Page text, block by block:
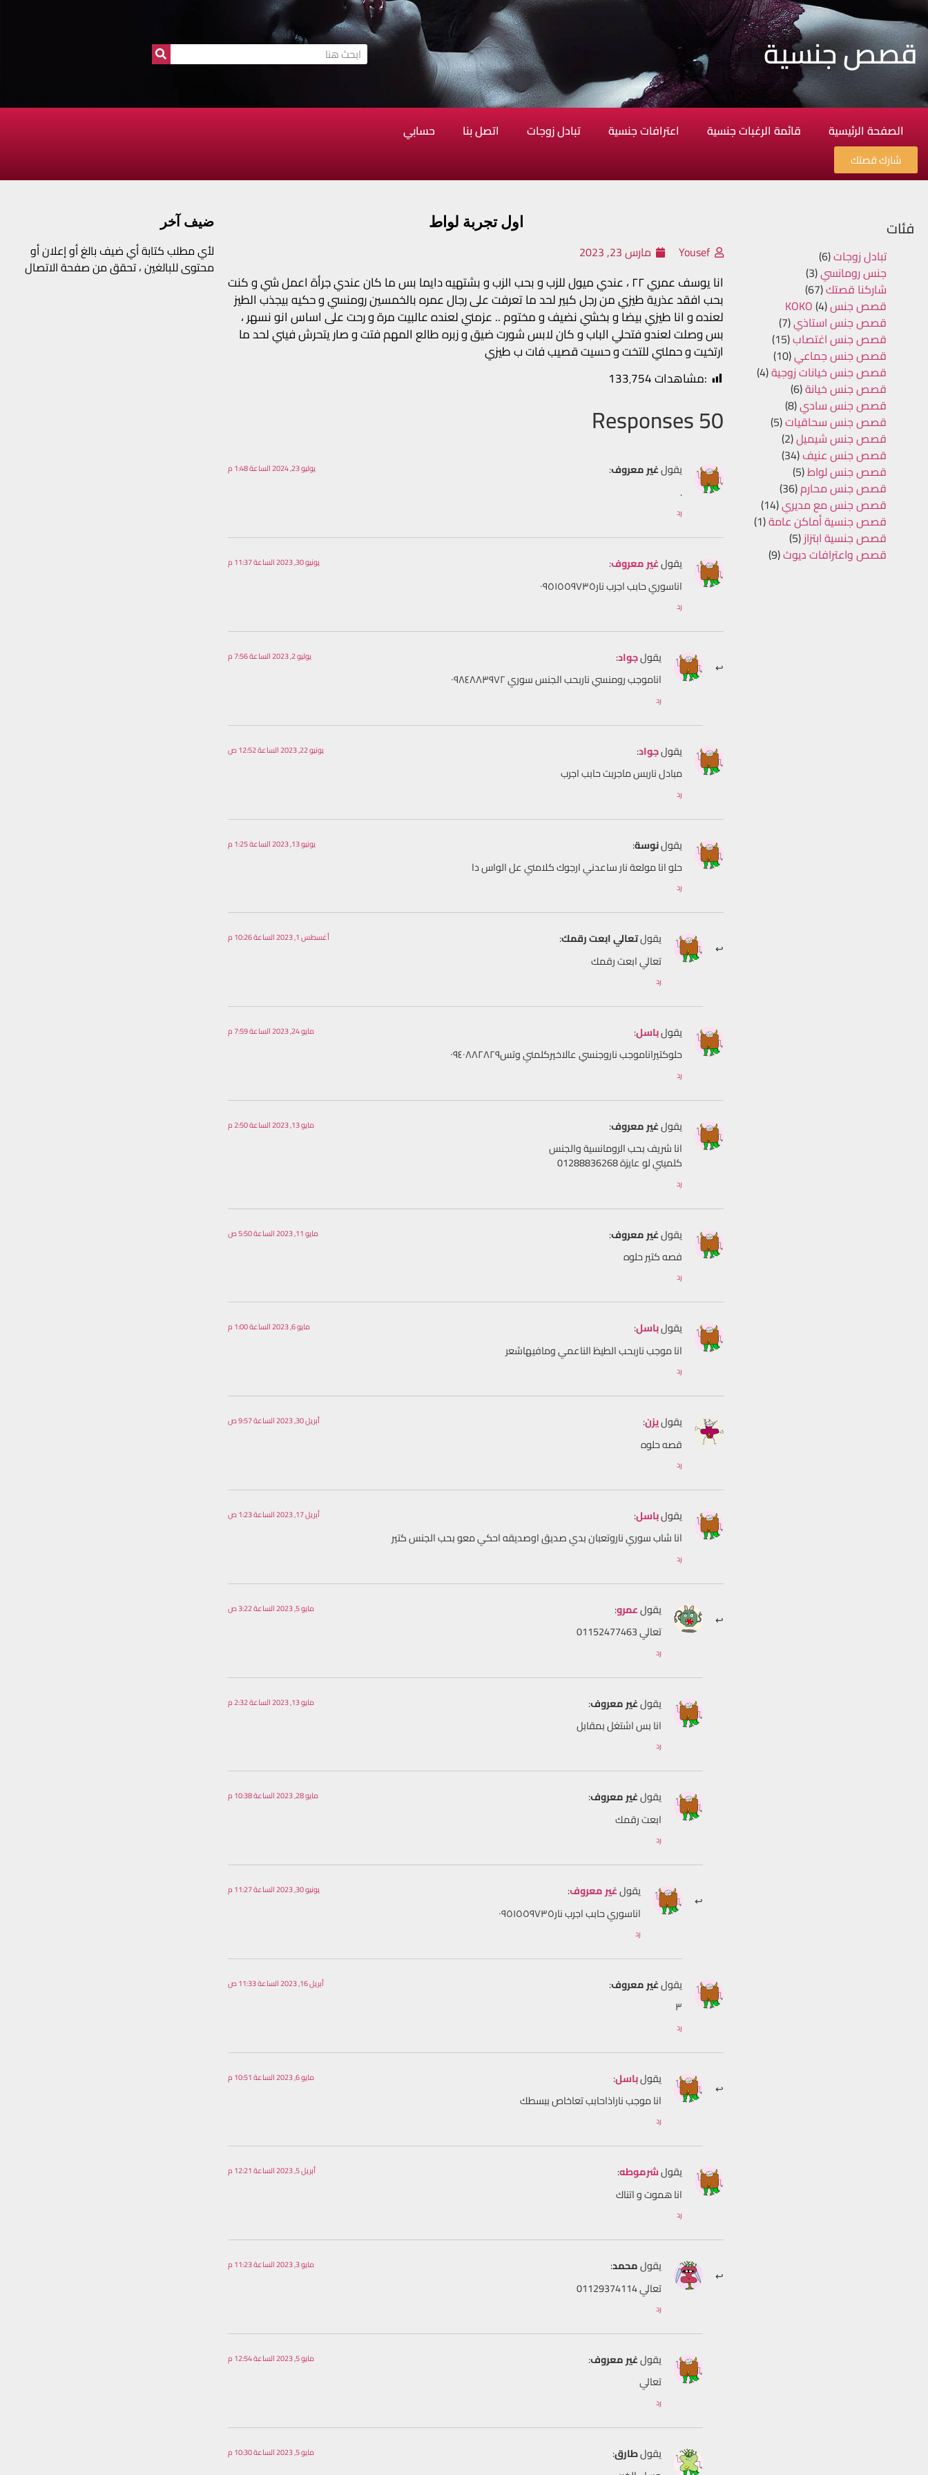
قصص جنسية
الصفحة الرئيسية قائمة الرغبات جنسية اعترافات جنسية تبادل زوجات اتصل بنا حسابي
شارك قصتك
فئات
تبادل زوجات(6)
جنس رومانسي(3)
شاركنا قصتك(67)
قصص جنس KOKO(4)
قصص جنس استاذي(7)
قصص جنس اغتصاب(15)
قصص جنس جماعي(10)
قصص جنس خيانات زوجية(4)
قصص جنس خيانة(6)
قصص جنس سادي(8)
قصص جنس سحاقيات(5)
قصص جنس شيميل(2)
قصص جنس عنيف(34)
قصص جنس لواط(5)
قصص جنس محارم(36)
قصص جنس مع مديري(14)
قصص جنسية أماكن عامة(1)
قصص جنسية ابتزاز(5)
قصص واعترافات ديوث(9)
اول تجربة لواط
Yousef مارس 23, 2023
انا يوسف عمري ٢٢ ، عندي ميول للزب و بحب الزب و بشتهيه دايما بس ما كان عندي جرأة اعمل شي و كنت
بحب افقد عذرية طيزي من رجل كبير لحد ما تعرفت على رجال عمره بالخمسين رومنسي و حكيه بيجذب الطيز
لعنده و انا طيزي بيضا و بخشي نضيف و مختوم .. عزمني لعنده عالبيت مرة و رحت على اساس انو نسهر ،
بس وصلت لعندو فتحلي الباب و كان لابس شورت ضيق و زبره طالع المهم فتت و صار يتحرش فيني لحد ما
ارتخيت و حملني للتخت و حسيت قصيب فات ب طيزي
:مشاهدات133٬754
50 Responses
يقولغير معروف: يوليو 23, 2024 الساعة 1:48 م
.
رد
يقولغير معروف: يونيو 30, 2023 الساعة 11:37 م
اناسوري حابب اجرب نار٠٩٥١٥٥٩٧٣٥
رد
يقولجواد: يوليو 2, 2023 الساعة 7:56 م
اناموجب رومنسي ناربحب الجنس سوري ٠٩٨٤٨٨٣٩٧٢
رد
يقولجواد: يونيو 22, 2023 الساعة 12:52 ص
مبادل ناربس ماجربت حابب اجرب
رد
يقولنوسة: يونيو 13, 2023 الساعة 1:25 م
حلو انا مولعة نار ساعدني ارجوك كلامني عل الواس دا
رد
يقولتعالي ابعت رقمك: أغسطس 1, 2023 الساعة 10:26 م
تعالي ابعت رقمك
رد
يقولباسل: مايو 24, 2023 الساعة 7:59 م
حلوكتيراناموجب ناروجنسي عالاخيركلمني وتس٠٩٤٠٨٨٢٨٢٩
رد
يقولغير معروف: مايو 13, 2023 الساعة 2:50 م
انا شريف بحب الرومانسية والجنس
كلميني لو عايزة 01288836268
رد
يقولغير معروف: مايو 11, 2023 الساعة 5:50 ص
فصه كتير حلوه
رد
يقولباسل: مايو 6, 2023 الساعة 1:00 م
انا موجب ناربحب الطيظ الناعمي ومافيهاشعر
رد
يقوليزن: أبريل 30, 2023 الساعة 9:57 ص
قصه حلوه
رد
يقولباسل: أبريل 17, 2023 الساعة 1:23 ص
انا شاب سوري ناروتعبان بدي صديق اوصديقه احكي معو بحب الجنس كتير
رد
يقولعمرو: مايو 5, 2023 الساعة 3:22 ص
تعالي 01152477463
رد
يقولغير معروف: مايو 13, 2023 الساعة 2:32 م
انا بس اشتغل بمقابل
رد
يقولغير معروف: مايو 28, 2023 الساعة 10:38 م
ابعت رقمك
رد
يقولغير معروف: يونيو 30, 2023 الساعة 11:27 م
اناسوري حابب اجرب نار٠٩٥١٥٥٩٧٣٥
رد
يقولغير معروف: أبريل 16, 2023 الساعة 11:33 ص
٣
رد
يقولباسل: مايو 6, 2023 الساعة 10:51 م
انا موجب ناراذاحابب تعاخاص ببسطك
رد
يقولشرموطه: أبريل 5, 2023 الساعة 12:21 م
انا هموت و اتناك
رد
يقولمحمد: مايو 3, 2023 الساعة 11:23 م
تعالي 01129374114
رد
يقولغير معروف: مايو 5, 2023 الساعة 12:54 م
تعالي
رد
يقولطارق: مايو 5, 2023 الساعة 10:30 م
ضيف آخر
لأي مطلب كتابة أي ضيف بالغ أو إعلان أو
محتوى للبالغين ، تحقق من صفحة الاتصال